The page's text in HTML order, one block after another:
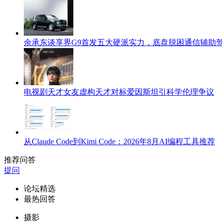
余承东谈享界G9首发五大硬派实力，底盘脱困通信辅助
电视剧天才女友虚构天才对标爱因斯坦引科学伦理争议
从Claude Code到Kimi Code：2026年8月AI编程工具推荐
推荐问答
提问
论坛精选
最热回答
摄影